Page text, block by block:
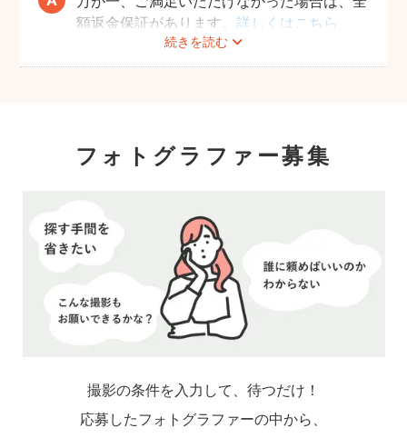
続きを読む
額返金保証があります。詳しくはこちら
フォトグラファー募集
撮影の条件を入力して、待つだけ！
応募したフォトグラファーの中から、